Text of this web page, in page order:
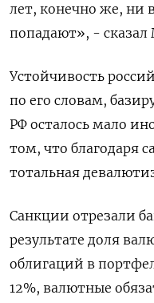
лет, конечно же, ни
попадают», -
Устойчивость
по его словам,
РФ осталось мало
том, что благодаря
тотальная
Санкции отрезали
результате доля
облигаций в
12%, валютные